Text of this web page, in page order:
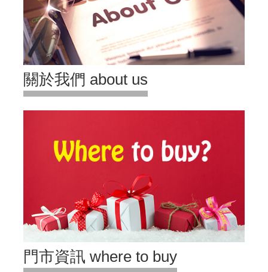
關於我們 about us
門市資訊 where to buy